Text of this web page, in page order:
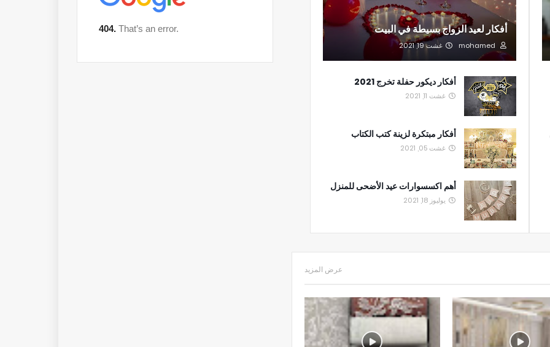
أفكار لعيد الزواج بسيطة في البيت
غشت 19, 2021
أفكار ديكور حفلة تخرج 2021
غشت 11, 2021
أفكار مبتكرة لزينة كتب الكتاب
غشت 05, 2021
أهم اكسسوارات عيد الأضحى للمنزل
يوليوز 18, 2021
عرض المزيد